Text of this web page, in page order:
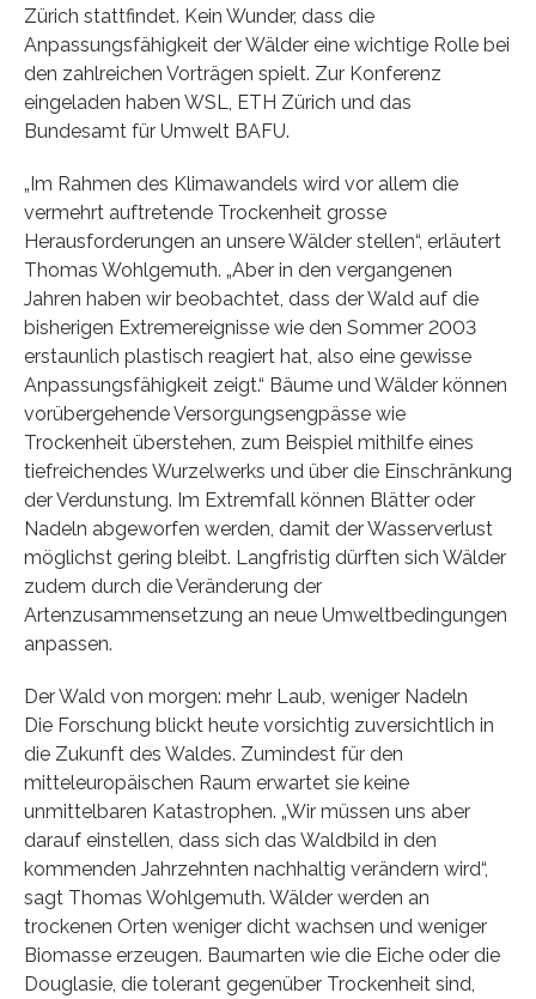
Zürich stattfindet. Kein Wunder, dass die
Anpassungsfähigkeit der Wälder eine wichtige Rolle bei
den zahlreichen Vorträgen spielt. Zur Konferenz
eingeladen haben WSL, ETH Zürich und das
Bundesamt für Umwelt BAFU.
„Im Rahmen des Klimawandels wird vor allem die
vermehrt auftretende Trockenheit grosse
Herausforderungen an unsere Wälder stellen“, erläutert
Thomas Wohlgemuth. „Aber in den vergangenen
Jahren haben wir beobachtet, dass der Wald auf die
bisherigen Extremereignisse wie den Sommer 2003
erstaunlich plastisch reagiert hat, also eine gewisse
Anpassungsfähigkeit zeigt.“ Bäume und Wälder können
vorübergehende Versorgungsengpässe wie
Trockenheit überstehen, zum Beispiel mithilfe eines
tiefreichendes Wurzelwerks und über die Einschränkung
der Verdunstung. Im Extremfall können Blätter oder
Nadeln abgeworfen werden, damit der Wasserverlust
möglichst gering bleibt. Langfristig dürften sich Wälder
zudem durch die Veränderung der
Artenzusammensetzung an neue Umweltbedingungen
anpassen.
Der Wald von morgen: mehr Laub, weniger Nadeln
Die Forschung blickt heute vorsichtig zuversichtlich in
die Zukunft des Waldes. Zumindest für den
mitteleuropäischen Raum erwartet sie keine
unmittelbaren Katastrophen. „Wir müssen uns aber
darauf einstellen, dass sich das Waldbild in den
kommenden Jahrzehnten nachhaltig verändern wird“,
sagt Thomas Wohlgemuth. Wälder werden an
trockenen Orten weniger dicht wachsen und weniger
Biomasse erzeugen. Baumarten wie die Eiche oder die
Douglasie, die tolerant gegenüber Trockenheit sind,